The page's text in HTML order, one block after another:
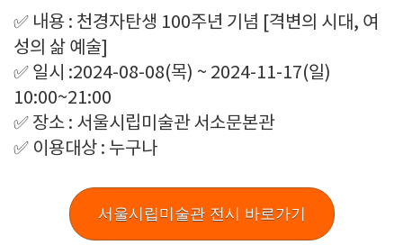
✅ 내용 : 천경자탄생 100주년 기념 [격변의 시대, 여
성의 삶 예술]
✅ 일시 :2024-08-08(목) ~ 2024-11-17(일)
10:00~21:00
✅ 장소 : 서울시립미술관 서소문본관
✅ 이용대상 : 누구나
서울시립미술관 전시 바로가기